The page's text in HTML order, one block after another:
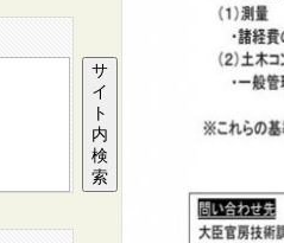
サ
イ
ト
内
検
索